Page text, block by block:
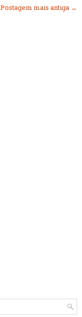
Postagem mais antiga →